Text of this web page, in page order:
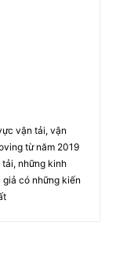
vận tải, vận
từ năm 2019
những kinh
có những kiến